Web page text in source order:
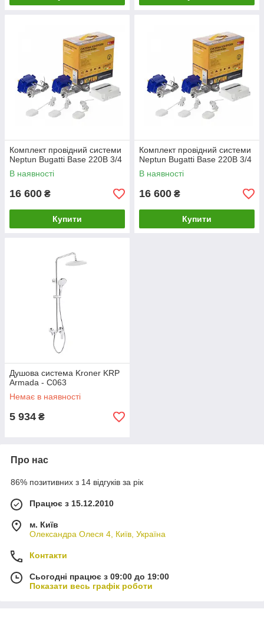
Комплект провідний системи
Neptun Bugatti Base 220B 3/4
В наявності
16 600 ₴
Купити
Комплект провідний системи
Neptun Bugatti Base 220B 3/4
В наявності
16 600 ₴
Купити
Душова система Kroner KRP
Armada - C063
Немає в наявності
5 934 ₴
Про нас
86% позитивних з 14 відгуків за рік
Працює з 15.12.2010
м. Київ
Олександра Олеся 4, Київ, Україна
Контакти
Сьогодні працює з 09:00 до 19:00
Показати весь графік роботи